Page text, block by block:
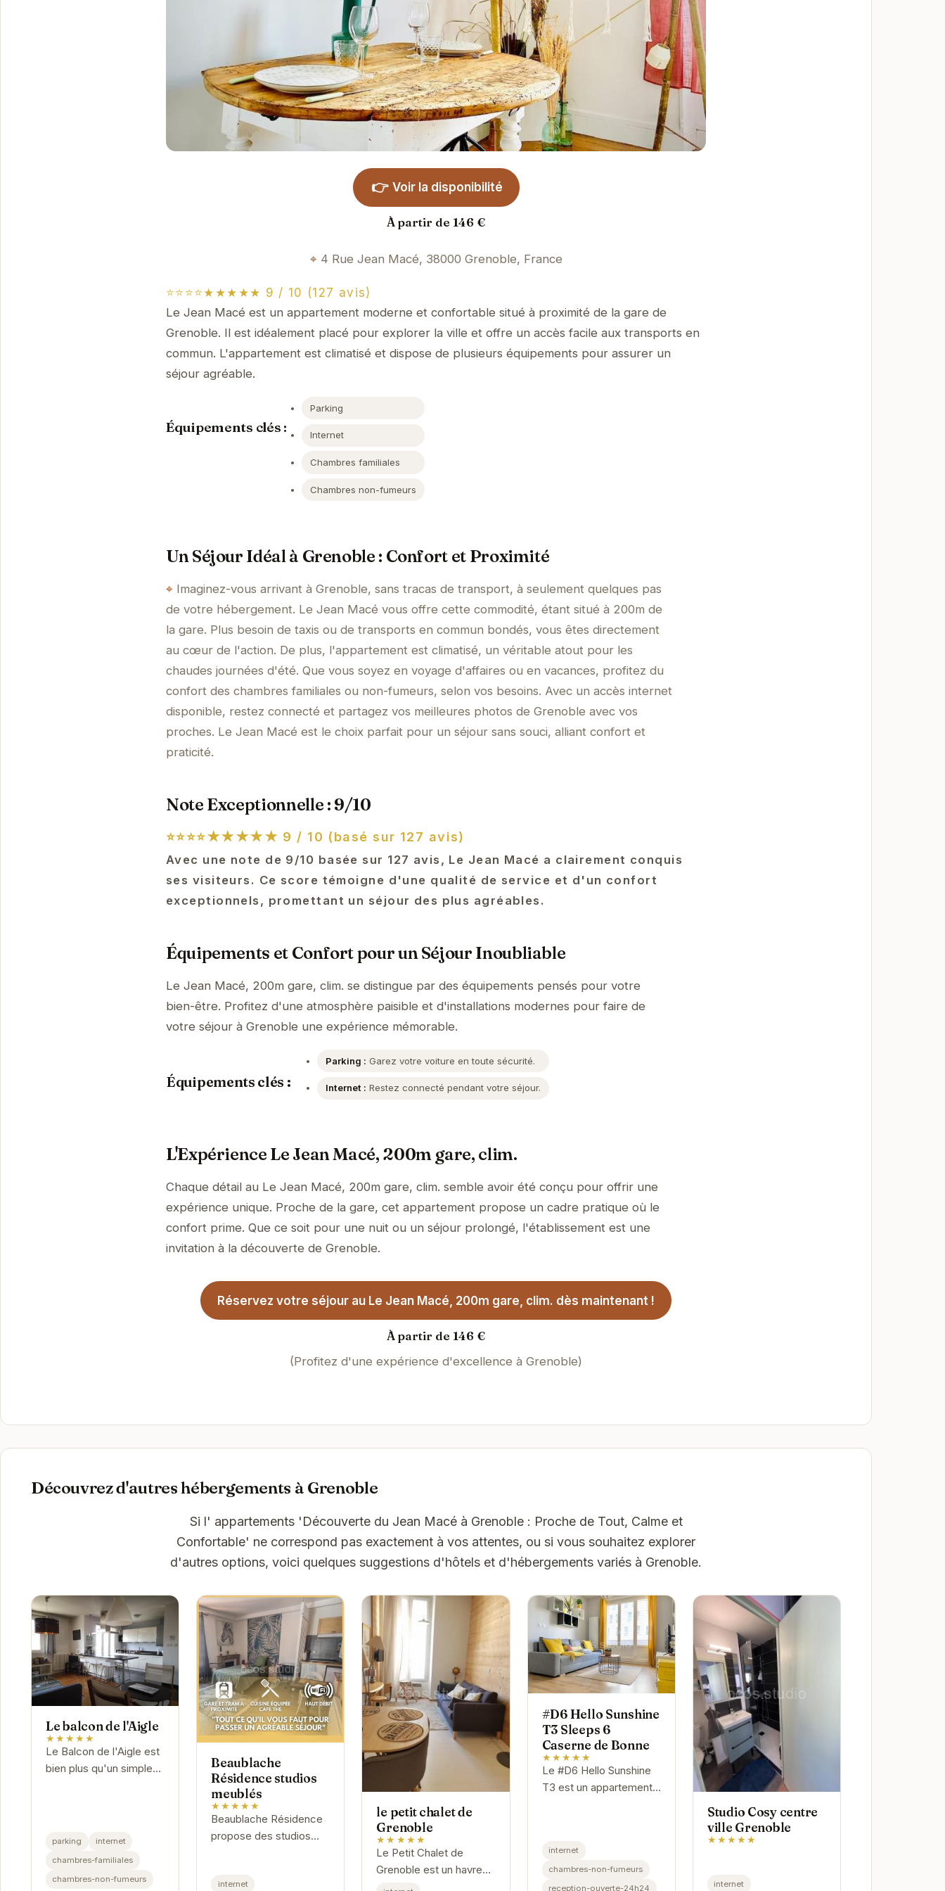
👉 Voir la disponibilité
À partir de 146 €
4 Rue Jean Macé, 38000 Grenoble, France
⭐⭐⭐⭐★★★★★ 9 / 10 (127 avis)
Le Jean Macé est un appartement moderne et confortable situé à proximité de la gare de
Grenoble. Il est idéalement placé pour explorer la ville et offre un accès facile aux transports en
commun. L'appartement est climatisé et dispose de plusieurs équipements pour assurer un
séjour agréable.
Équipements clés :
Parking
Internet
Chambres familiales
Chambres non-fumeurs
Un Séjour Idéal à Grenoble : Confort et Proximité
Imaginez-vous arrivant à Grenoble, sans tracas de transport, à seulement quelques pas
de votre hébergement. Le Jean Macé vous offre cette commodité, étant situé à 200m de
la gare. Plus besoin de taxis ou de transports en commun bondés, vous êtes directement
au cœur de l'action. De plus, l'appartement est climatisé, un véritable atout pour les
chaudes journées d'été. Que vous soyez en voyage d'affaires ou en vacances, profitez du
confort des chambres familiales ou non-fumeurs, selon vos besoins. Avec un accès internet
disponible, restez connecté et partagez vos meilleures photos de Grenoble avec vos
proches. Le Jean Macé est le choix parfait pour un séjour sans souci, alliant confort et
praticité.
Note Exceptionnelle : 9/10
⭐⭐⭐⭐★★★★★ 9 / 10 (basé sur 127 avis)
Avec une note de 9/10 basée sur 127 avis, Le Jean Macé a clairement conquis
ses visiteurs. Ce score témoigne d'une qualité de service et d'un confort
exceptionnels, promettant un séjour des plus agréables.
Équipements et Confort pour un Séjour Inoubliable
Le Jean Macé, 200m gare, clim. se distingue par des équipements pensés pour votre
bien-être. Profitez d'une atmosphère paisible et d'installations modernes pour faire de
votre séjour à Grenoble une expérience mémorable.
Équipements clés :
Parking : Garez votre voiture en toute sécurité.
Internet : Restez connecté pendant votre séjour.
L'Expérience Le Jean Macé, 200m gare, clim.
Chaque détail au Le Jean Macé, 200m gare, clim. semble avoir été conçu pour offrir une
expérience unique. Proche de la gare, cet appartement propose un cadre pratique où le
confort prime. Que ce soit pour une nuit ou un séjour prolongé, l'établissement est une
invitation à la découverte de Grenoble.
Réservez votre séjour au Le Jean Macé, 200m gare, clim. dès maintenant !
À partir de 146 €
(Profitez d'une expérience d'excellence à Grenoble)
Découvrez d'autres hébergements à Grenoble
Si l' appartements 'Découverte du Jean Macé à Grenoble : Proche de Tout, Calme et
Confortable' ne correspond pas exactement à vos attentes, ou si vous souhaitez explorer
d'autres options, voici quelques suggestions d'hôtels et d'hébergements variés à Grenoble.
Le balcon de l'Aigle
★★★★★
Le Balcon de l'Aigle est
bien plus qu'un simple
découverte. Idéalement
parking
internet
chambres-familiales
chambres-non-fumeurs
Beaublache
Résidence studios
meublés
★★★★★
Beaublache Résidence
propose des studios
séjours. Chaque studio
internet
le petit chalet de
Grenoble
★★★★★
Le Petit Chalet de
Grenoble est un havre
de paix au cœur de la
#D6 Hello Sunshine
T3 Sleeps 6
Caserne de Bonne
★★★★★
Le #D6 Hello Sunshine
T3 est un appartement
Grenoble. Il peut
accueillir...
internet
chambres-non-fumeurs
reception-ouverte-24h24
Studio Cosy centre
ville Grenoble
★★★★★
internet